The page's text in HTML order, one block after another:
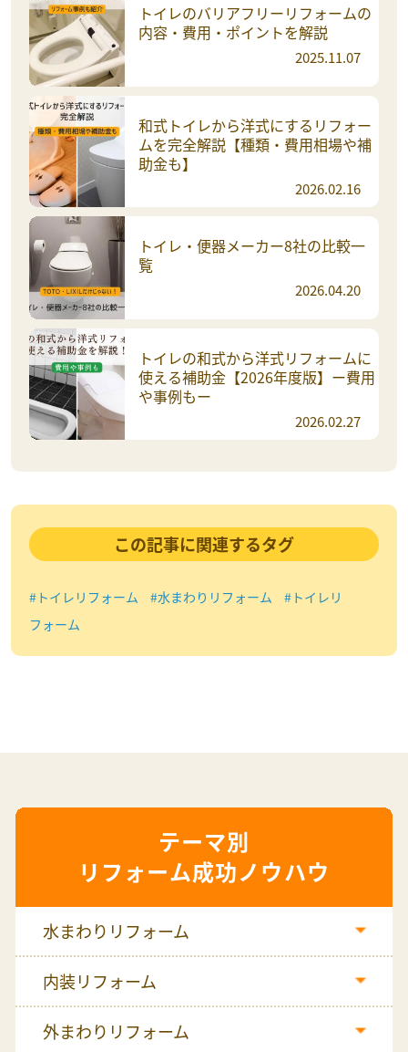
トイレのバリアフリーリフォームの
内容・費用・ポイントを解説
2025.11.07
和式トイレから洋式にするリフォー
ムを完全解説【種類・費用相場や補
助金も】
2026.02.16
トイレ・便器メーカー8社の比較一
覧
2026.04.20
トイレの和式から洋式リフォームに
使える補助金【2026年度版】ー費用
や事例もー
2026.02.27
この記事に関連するタグ
#トイレリフォーム #水まわりリフォーム
#トイレリ
フォーム
リフォーム成功ノウハウ
水まわりリフォーム
内装リフォーム
外まわりリフォーム